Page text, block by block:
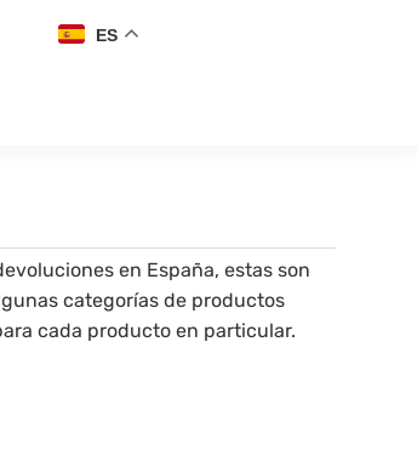
ES
en España, estas son
categorías de productos
cada producto en particular.